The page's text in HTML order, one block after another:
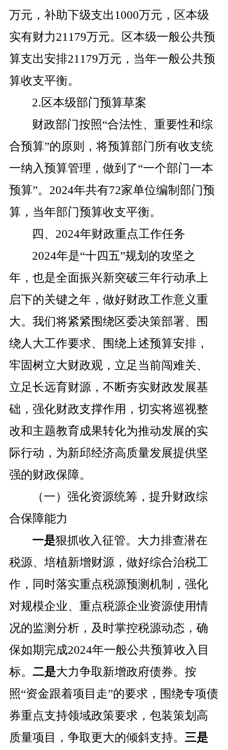
万元，补助下级支出 1000万元，区本级
实有财力21179万元。区本级一般公共预
算支出安排21179万元，当年一般公共预
算收支平衡。
2.区本级部门预算草案
财政部门按照“合法性、重要性和综
合预算”的原则，将预算部门所有收支统
一纳入预算管理，做到了“一个部门一本
预算”。 2024年共有72家单位编制部门预
算，当年部门预算收支平衡。
四、 2024年财政重点工作任务
2024年是“十四五”规划的攻坚之
年，也是全面振兴新突破三年行动承上
启下的关键之年，做好财政工作意义重
大。我们将紧紧围绕区委决策部署、围
绕人大工作要求、围绕上述预算安排，
牢固树立大财政观，立足当前闯难关、
立足长远育财源，不断夯实财政发展基
础，强化财政支撑作用，切实将巡视整
改和主题教育成果转化为推动发展的实
际行动，为新邱经济高质量发展提供坚
强的财政保障。
（一）强化资源统筹，提升财政综
合保障能力
一是狠抓收入征管。大力排查潜在
税源、培植新增财源，做好综合治税工
作，同时落实重点税源预测机制，强化
对规模企业、重点税源企业资源使用情
况的监测分析，及时掌控税源动态， 确
保如期完成2024年一般公共预算收入目
标。 二是大力争取新增政府债券。按
照“资金跟着项目走”的要求，围绕专项债
券重点支持领域政策要求，包装策划高
质量项目，争取更大的倾斜支持。 三是